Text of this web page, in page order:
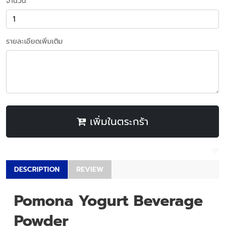
รายละเอียดเพิ่มเติม
เพิ่มในตระกร้า
DESCRIPTION REVIEW
Pomona Yogurt Beverage
Powder